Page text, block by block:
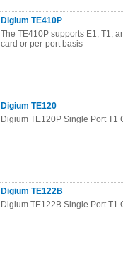
Digium TE410P
The TE410P supports E1, T1,
card or per-port basis
Digium TE120
Digium TE120P Single Port T1
Digium TE122B
Digium TE122B Single Port T1